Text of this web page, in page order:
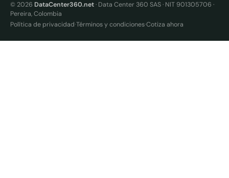
© 2026 DataCenter360.net· Data Center 360 SAS · NIT 901305706 ·
Pereira, Colombia
Política de privacidad·Términos y condiciones·Cotiza ahora